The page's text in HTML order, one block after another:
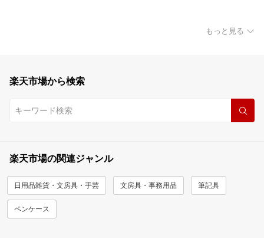
もっと見る
楽天市場から検索
楽天市場の関連ジャンル
日用品雑貨・文房具・手芸 文房具・事務用品 筆記具
ペンケース